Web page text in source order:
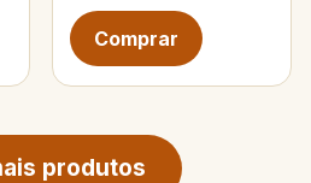
produtos